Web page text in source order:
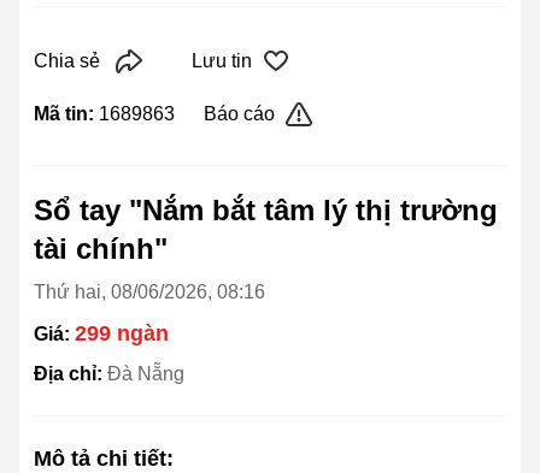
Chia sẻ Lưu tin
Mã tin: 1689863 Báo cáo
Sổ tay "Nắm bắt tâm lý thị trường
tài chính"
Thứ hai, 08/06/2026, 08:16
Giá: 299 ngàn
Địa chỉ: Đà Nẵng
Mô tả chi tiết: